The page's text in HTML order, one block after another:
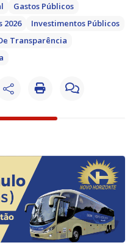
Gastos Públicos
2026
Investimentos Públicos
Transparência